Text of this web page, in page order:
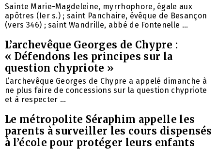
Sainte Marie-Magdeleine, myrrhophore, égale aux
apôtres (Ier s.) ; saint Panchaire, évêque de Besançon
(vers 346) ; saint Wandrille, abbé de Fontenelle ...
L’archevêque Georges de Chypre :
« Défendons les principes sur la
question chypriote »
L’archevêque Georges de Chypre a appelé dimanche à
ne plus faire de concessions sur la question chypriote
et à respecter ...
Le métropolite Séraphim appelle les
parents à surveiller les cours dispensés
à l’école pour protéger leurs enfants